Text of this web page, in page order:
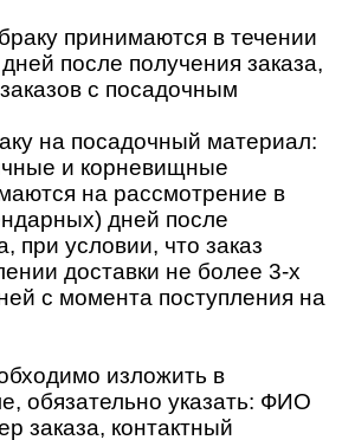
принимаются в течении
после получения заказа,
с посадочным
на посадочный материал:
и корневищные
на рассмотрение в
дней после
при условии, что заказ
доставки не более 3-х
с момента поступления на
изложить в
обязательно указать: ФИО
заказа, контактный